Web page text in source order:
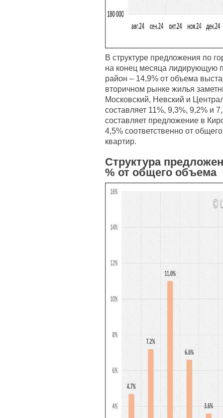
В структуре предложения по
на конец месяца лидирующую
район – 14,9% от объема
вторичном рынке жилья
Московский, Невский и
составляет 11%, 9,3%, 9,2% и
составляет предложение в
4,5% соответственно от
квартир.
Структура
% от общего объема